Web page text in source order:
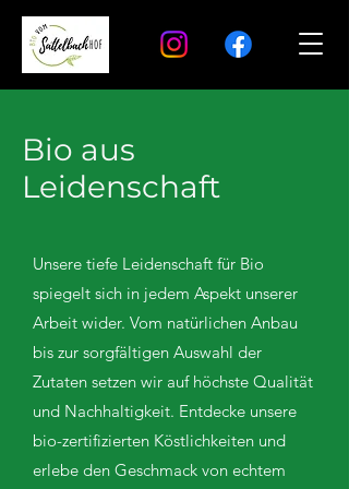
Bio aus
Leidenschaft
Unsere tiefe Leidenschaft für Bio
spiegelt sich in jedem Aspekt unserer
Arbeit wider. Vom natürlichen Anbau
bis zur sorgfältigen Auswahl der
Zutaten setzen wir auf höchste Qualität
und Nachhaltigkeit. Entdecke unsere
bio-zertifizierten Köstlichkeiten und
erlebe den Geschmack von echtem